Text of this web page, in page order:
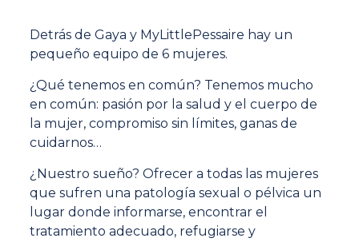
Detrás de Gaya y MyLittlePessaire hay un
pequeño equipo de 6 mujeres.
¿Qué tenemos en común? Tenemos mucho
en común: pasión por la salud y el cuerpo de
la mujer, compromiso sin límites, ganas de
cuidarnos…
¿Nuestro sueño? Ofrecer a todas las mujeres
que sufren una patología sexual o pélvica un
lugar donde informarse, encontrar el
tratamiento adecuado, refugiarse y